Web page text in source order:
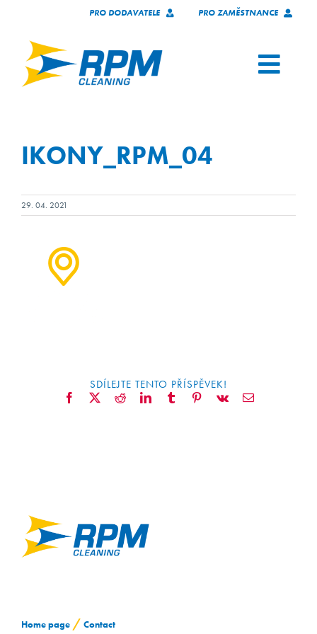
PRO DODAVATELE PRO ZAMĚSTNANCE
OUR CLIENTS
WHO WE ARE
TECHNOLOGY
IKONY_RPM_04
29. 04. 2021
SDÍLEJTE TENTO PŘÍSPĚVEK!
Facebook
X RedditLinkedIn TumblrPinterestVk Email
Home page / Contact